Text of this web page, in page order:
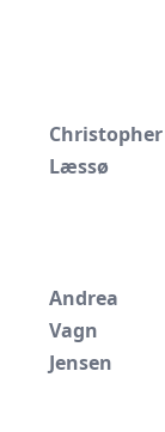
Christopher
Læssø
Andrea
Vagn
Jensen